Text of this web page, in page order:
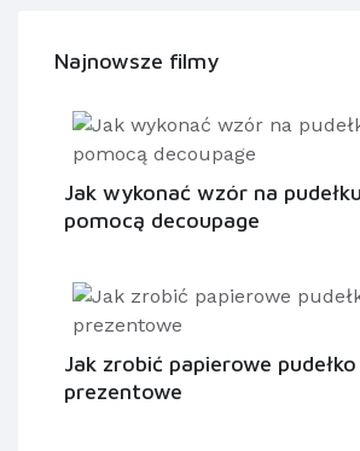
Najnowsze filmy
Jak wykonać wzór na
pomocą decoupage
Jak zrobić papierowe pudełko
prezentowe